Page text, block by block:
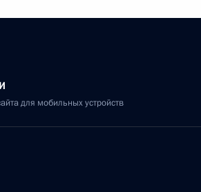
для мобильных устройств